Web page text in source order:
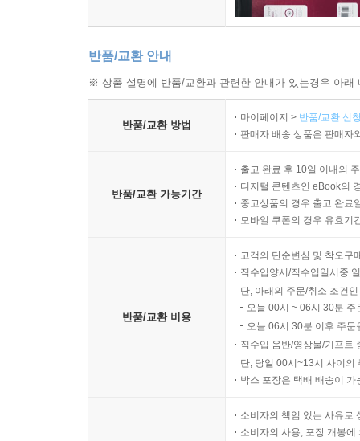
반품/교환 안내
※ 상품 설명에 반품/교환과 관련한 안내가 있는경우 아
반품/교환 방법
마이페이지 > 반품/교환 신
판매자 배송 상품은 판매자
반품/교환 가능기간
출고 완료 후 10일 이내의
디지털 콘텐츠인 eBook의
중고상품의 경우 출고 완료
모바일 쿠폰의 경우 유효기
반품/교환 비용
고객의 단순변심 및 착오구
직수입양서/직수입일서중
단, 아래의 주문/취소 조건
오늘 00시 ~ 06시 30분
오늘 06시 30분 이후 주
직수입 음반/영상물/기프트
단, 당일 00시~13시 사이의
박스 포장은 택배 배송이
소비자의 책임 있는 사유로
소비자의 사용, 포장 개봉